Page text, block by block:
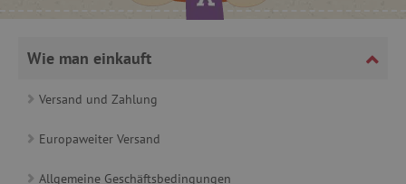
Wie man einkauft
Versand und Zahlung
Europaweiter Versand
Allgemeine Geschäftsbedingungen
CookieScriptConsent
CookieScript
__cf_bm